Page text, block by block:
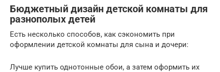
Бюджетный дизайн детской комнаты для
разнополых детей
Есть несколько способов, как сэкономить при
оформлении детской комнаты для сына и дочери:
Лучше купить однотонные обои, а затем оформить их